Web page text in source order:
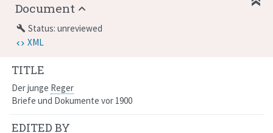
TITLE
Der junge Reger
Briefe und Dokumente vor 1900
EDITED BY
Document
build Status: unreviewed
XML